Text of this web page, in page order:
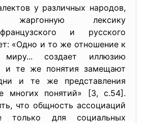
у различных народов,
жаргонную лексику
и русского
«Одно и то же отношение к
создает иллюзию
и те же понятия замещают
и те же представления
многих понятий» [3, с.54].
что общность ассоциаций
только для социальных